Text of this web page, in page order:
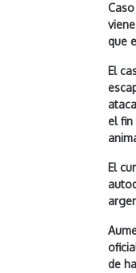
que
El
el fin
El
de